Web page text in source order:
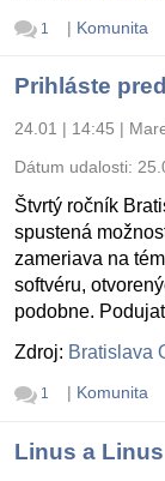
1 | Komunita
Prihláste
24.01 | 14:45 |
Dátum udalosti:
Štvrtý ročník
spustená
zameriava na
softvéru,
podobne.
Zdroj: Bratislava
1 | Komunita
Linus a Linus